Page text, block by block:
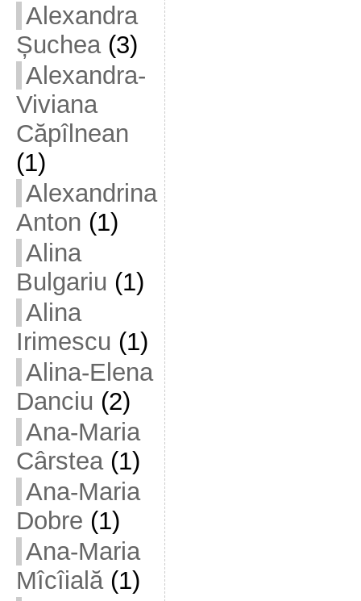
Alexandra
Șuchea(3)
Alexandra-
Viviana
Căpîlnean
(1)
Alexandrina
Anton (1)
Alina
Bulgariu (1)
Alina
Irimescu (1)
Alina-Elena
Danciu (2)
Ana-Maria
Cârstea(1)
Ana-Maria
Dobre (1)
Ana-Maria
Mîcîială(1)